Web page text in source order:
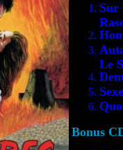
Sur
Le
Sexe
Bonus